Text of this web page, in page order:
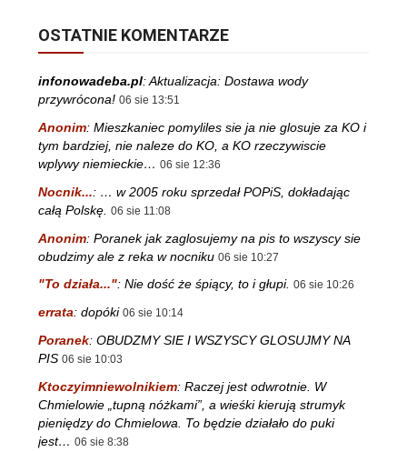
OSTATNIE KOMENTARZE
infonowadeba.pl:Aktualizacja: Dostawa wody
przywrócona! 06 sie 13:51
Anonim: Mieszkaniec pomyliles sie ja nie glosuje za KO i
tym bardziej, nie naleze do KO, a KO rzeczywiscie
wplywy niemieckie… 06 sie 12:36
Nocnik...: … w 2005 roku sprzedał POPiS, dokładając
całą Polskę. 06 sie 11:08
Anonim: Poranek jak zaglosujemy na pis to wszyscy sie
obudzimy ale z reka w nocniku 06 sie 10:27
"To działa...": Nie dość że śpiący, to i głupi. 06 sie 10:26
errata: dopóki 06 sie 10:14
Poranek: OBUDZMY SIE I WSZYSCY GLOSUJMY NA
PIS 06 sie 10:03
Ktoczyimniewolnikiem: Raczej jest odwrotnie. W
Chmielowie „tupną nóżkami”, a wieśki kierują strumyk
pieniędzy do Chmielowa. To będzie działało do puki
jest… 06 sie 8:38